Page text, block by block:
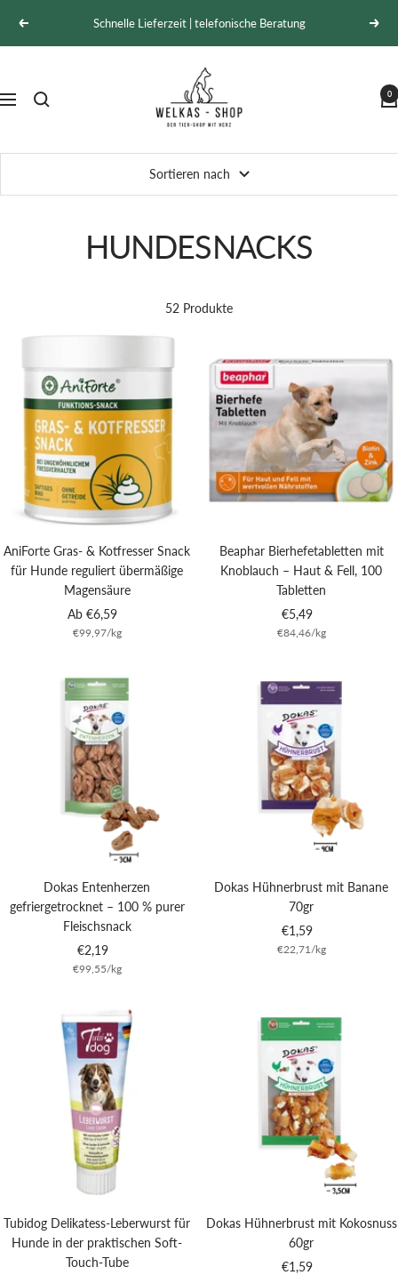
zumZurück Schnelle Lieferzeit | telefonische Beratung
Navigation
0
Sortieren nach
HUNDESNACKS
52 Produkte
AniForte Gras- & Kotfresser Snack
für Hunde reguliert übermäßige
Magensäure
Angebotspreis
Ab €6,59
€99,97/kg
Beaphar Bierhefetabletten mit
Knoblauch – Haut & Fell, 100
Tabletten
Angebotspreis
€5,49
€84,46/kg
Dokas Entenherzen
gefriergetrocknet – 100 % purer
Fleischsnack
Angebotspreis
€2,19
€99,55/kg
Dokas Hühnerbrust mit Banane
70gr
Angebotspreis
€1,59
€22,71 /kg
Tubidog Delikatess-Leberwurst für
Hunde in der praktischen Soft-
Touch-Tube
Dokas Hühnerbrust mit Kokosnuss
60gr
Angebotspreis
€1,59